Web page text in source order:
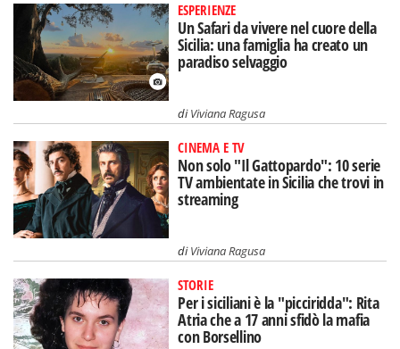
ESPERIENZE
Un Safari da vivere nel cuore della
Sicilia: una famiglia ha creato un
paradiso selvaggio
diViviana Ragusa
CINEMA E TV
Non solo "Il Gattopardo": 10 serie
TV ambientate in Sicilia che trovi in
streaming
diViviana Ragusa
STORIE
Per i siciliani è la "picciridda": Rita
Atria che a 17 anni sfidò la mafia
con Borsellino